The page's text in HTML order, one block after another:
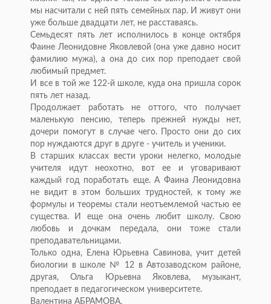
мы насчитали с ней пять семейных пар. И живут они
уже больше двадцати лет, не расставаясь.
Семьдесят пять лет исполнилось в конце октября
Фаине Леонидовне Яковлевой (она уже давно носит
фамилию мужа), а она до сих пор преподает свой
любимый предмет.
И все в той же 122-й школе, куда она пришла сорок
пять лет назад.
Продолжает работать не оттого, что получает
маленькую пенсию, теперь прежней нужды нет,
дочери помогут в случае чего. Просто они до сих
пор нуждаются друг в друге - учитель и ученики.
В старших классах вести уроки нелегко, молодые
учителя идут неохотно, вот ее и уговаривают
каждый год поработать еще. А Фаина Леонидовна
не видит в этом больших трудностей, к тому же
формулы и теоремы стали неотъемлемой частью ее
существа. И еще она очень любит школу. Свою
любовь и дочкам передала, они тоже стали
преподавательницами.
Только одна, Елена Юрьевна Савинова, учит детей
биологии в школе № 12 в Автозаводском районе,
другая, Ольга Юрьевна Яковлева, музыкант,
преподает в педагогическом университете.
Валентина АБРАМОВА.